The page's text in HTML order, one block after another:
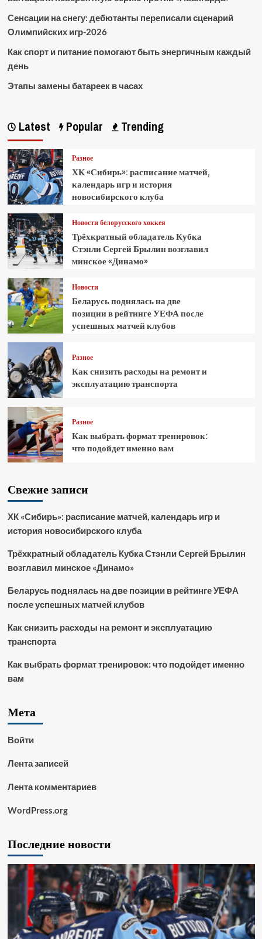
Сенсации на снегу: дебютанты переписали сценарий
Олимпийских игр-2026
Как спорт и питание помогают быть энергичным каждый
день
Этапы замены батареек в часах
Latest Popular Trending
Разное
ХК «Сибирь»: расписание матчей,
календарь игр и история
новосибирского клуба
Новости белорусского хоккея
Трёхкратный обладатель Кубка
Стэнли Сергей Брылин возглавил
минское «Динамо»
Новости
Беларусь поднялась на две
позиции в рейтинге УЕФА после
успешных матчей клубов
Разное
Как снизить расходы на ремонт и
эксплуатацию транспорта
Разное
Как выбрать формат тренировок:
что подойдет именно вам
Свежие записи
ХК «Сибирь»: расписание матчей, календарь игр и
история новосибирского клуба
Трёхкратный обладатель Кубка Стэнли Сергей Брылин
возглавил минское «Динамо»
Беларусь поднялась на две позиции в рейтинге УЕФА
после успешных матчей клубов
Как снизить расходы на ремонт и эксплуатацию
транспорта
Как выбрать формат тренировок: что подойдет именно
вам
Мета
Войти
Лента записей
Лента комментариев
WordPress.org
Последние новости